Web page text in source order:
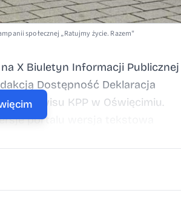
społecznej „Ratujmy życie. Razem"
X Biuletyn Informacji Publicznej
Dostępność Deklaracja
serwisu KPP w Oświęcimiu.
portalu wersja tekstowa